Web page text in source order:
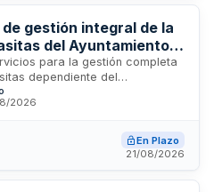
Gobierno de Aragón para
en medio rural aragonés.
gestión integral de la
del Ayuntamiento
para la gestión completa
dependiente del
El contrato incluye la
y de atención infantil, así
duración máxima del contrato
por la Concejalía de
2026
En Plazo
21/08/2026